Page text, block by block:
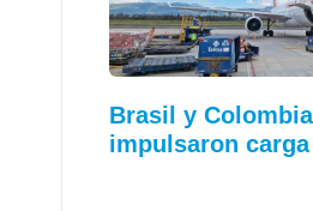
Brasil y Colombia
impulsaron